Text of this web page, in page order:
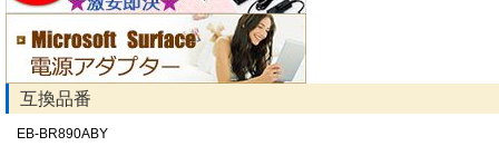
互換品番
EB-BR890ABY